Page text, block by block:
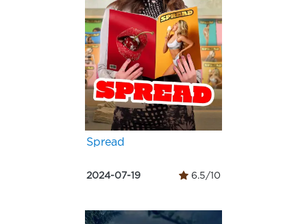
Spread
2024-07-19 6.5/10